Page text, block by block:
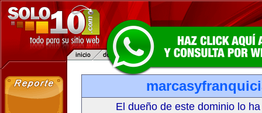
El dueño de este dominio lo